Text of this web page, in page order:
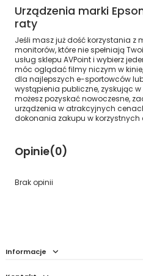
Urządzenia marki
raty
Jeśli masz już dość korzystania z
monitorów, które nie spełniają
usług sklepu AVPoint i wybierz
móc oglądać filmy niczym w
dla najlepszych e-sportowców
wystąpienia publiczne, zyskując
możesz pozyskać nowoczesne,
urządzenia w atrakcyjnych
dokonania zakupu w korzystnych
Opinie(0)
Brak opinii
Informacje